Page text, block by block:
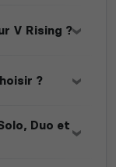
V Rising ?
?
Duo et